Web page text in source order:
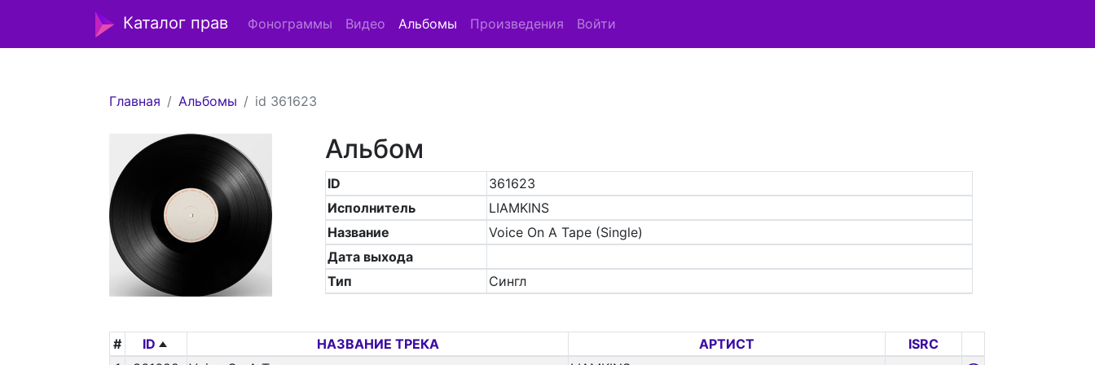
Каталог прав Фонограммы Видео Альбомы Произведения Войти
Главная Альбомы id 361623
Альбом
ID
361623
Исполнитель
LIAMKINS
Название
Voice On A Tape (Single)
Дата выхода
Тип
Сингл
# ID НАЗВАНИЕ ТРЕКА АРТИСТ
ISRC